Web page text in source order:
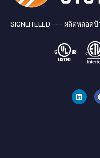
SIGNLITELED --- ผลิตหลอ
ค์
อิ
น